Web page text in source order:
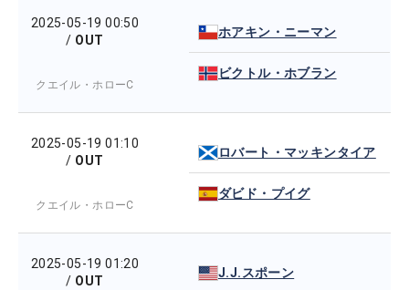
2025-05-19 00:50
/ OUT
クエイル・ホローC
ホアキン・ニーマン
ビクトル・ホブラン
2025-05-19 01:10
/ OUT
クエイル・ホローC
ロバート・マッキンタイア
ダビド・プイグ
2025-05-19 01:20
/ OUT
J.J.スポーン